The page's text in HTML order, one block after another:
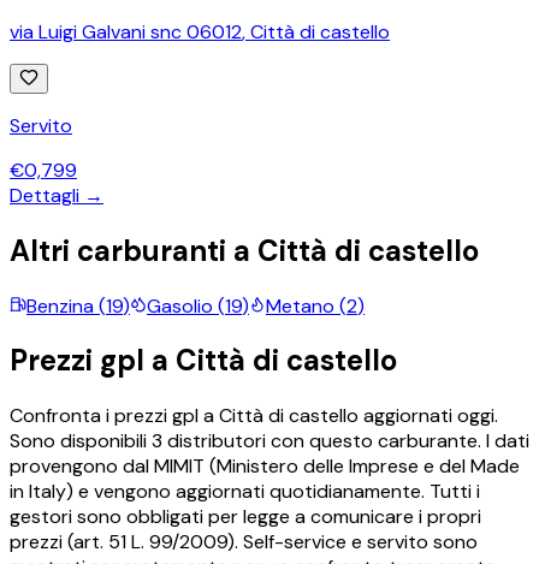
via Luigi Galvani snc 06012,Città di castello
Servito
€0,799
Dettagli →
Altri carburanti a Città di castello
Benzina(19) Gasolio (19) Metano (2)
Prezzi gpl a Città di castello
Confronta i prezzigplaCittà di castello aggiornati oggi.
Sono disponibili3 distributori con questo carburante. I dati
provengono dal MIMIT (Ministero delle Imprese e del Made
in Italy) e vengono aggiornati quotidianamente. Tutti i
gestori sono obbligati per legge a comunicare i propri
prezzi (art. 51 L. 99/2009). Self-service e servito sono